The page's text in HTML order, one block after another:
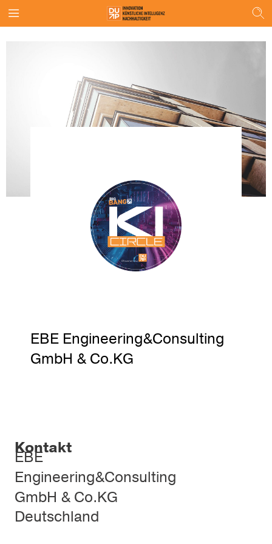
EBE Engineering&Consulting
GmbH & Co.KG
Kontakt
EBE
Engineering&Consulting
GmbH & Co.KG
Deutschland